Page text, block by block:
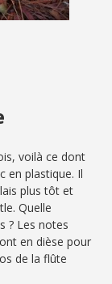
voilà ce dont
en plastique. Il
plus tôt et
Quelle
? Les notes
en dièse pour
de la flûte